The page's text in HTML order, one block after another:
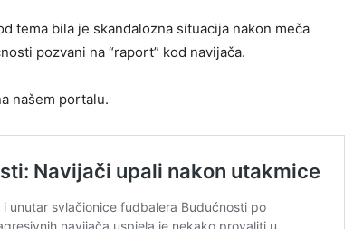
tema bila je skandalozna situacija nakon meča
pozvani na “raport” kod navijača.
našem portalu.